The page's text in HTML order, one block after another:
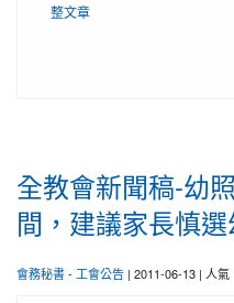
整文章
全教會新聞稿-幼
間，建議家長慎
會務秘書- 工會公告 | 2011-06-13 | 人氣